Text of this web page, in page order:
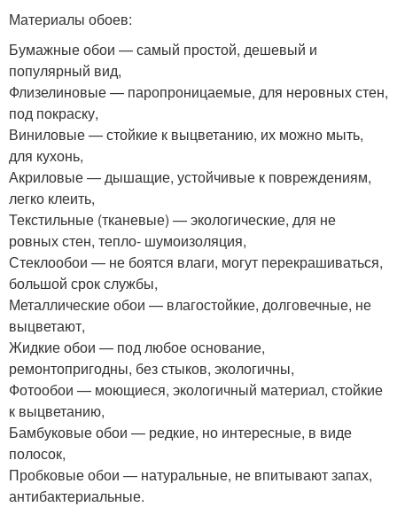
Материалы обоев:
Бумажные обои — самый простой, дешевый и
популярный вид,
Флизелиновые — паропроницаемые, для неровных стен,
под покраску,
Виниловые — стойкие к выцветанию, их можно мыть,
для кухонь,
Акриловые — дышащие, устойчивые к повреждениям,
легко клеить,
Текстильные (тканевые) — экологические, для не
ровных стен, тепло- шумоизоляция,
Стеклообои — не боятся влаги, могут перекрашиваться,
большой срок службы,
Металлические обои — влагостойкие, долговечные, не
выцветают,
Жидкие обои — под любое основание,
ремонтопригодны, без стыков, экологичны,
Фотообои — моющиеся, экологичный материал, стойкие
к выцветанию,
Бамбуковые обои — редкие, но интересные, в виде
полосок,
Пробковые обои — натуральные, не впитывают запах,
антибактериальные.